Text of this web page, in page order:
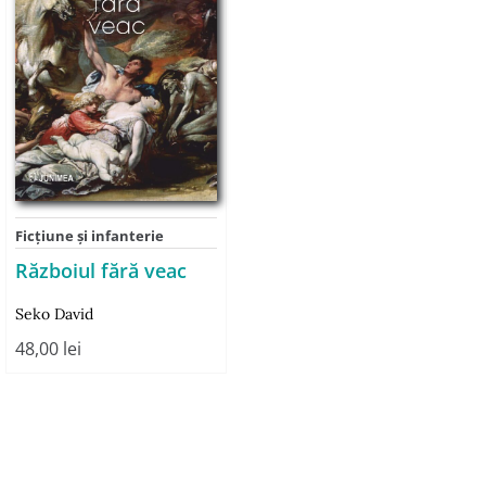
Ficţiune şi infanterie
Războiul fără veac
Seko David
48,00 lei